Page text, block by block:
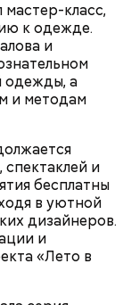
класс,
к одежде.
и
одежды, а
и методам
и
бесплатны
в уютной
дизайнеров.
и
«Лето в
включить
метро и
через: